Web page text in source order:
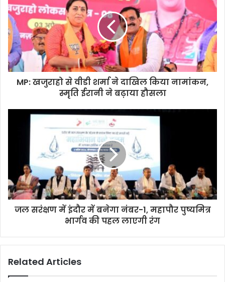
MP: खजुराहो से वीडी शर्मा ने दाखिल किया नामांकन,
स्मृति ईरानी ने बढ़ाया हौसला
जल सरंक्षण में इंदौर में बनेगा नंबर-1, महापौर पुष्यमित्र
भार्गव की पहल लाएगी रंग
Related Articles